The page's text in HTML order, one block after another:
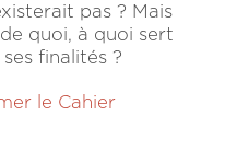
pas ? Mais
quoi, à quoi sert
ses finalités ?
le Cahier